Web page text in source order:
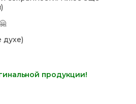
продукции!